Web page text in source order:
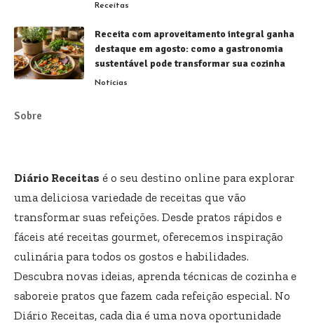
Receitas
Receita com aproveitamento integral ganha
destaque em agosto: como a gastronomia
sustentável pode transformar sua cozinha
Notícias
Sobre
Diário Receitas é o seu destino online para explorar
uma deliciosa variedade de receitas que vão
transformar suas refeições. Desde pratos rápidos e
fáceis até receitas gourmet, oferecemos inspiração
culinária para todos os gostos e habilidades.
Descubra novas ideias, aprenda técnicas de cozinha e
saboreie pratos que fazem cada refeição especial. No
Diário Receitas, cada dia é uma nova oportunidade